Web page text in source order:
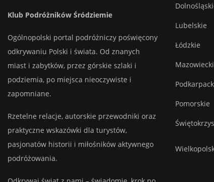
Klub Podróżników Śródziemie
Ogólnopolski portal podróżniczy poświęcony
odkrywaniu Polski i świata. Od znanych
miast i zabytków, przez górskie szlaki i
podziemia, po miejsca nieoczywiste i
zapomniane.
Rzetelne relacje, autorskie przewodniki oraz
praktyczne wskazówki dla turystów,
pasjonatów historii i miłośników aktywnego
podróżowania.
Lubelskie
Łódzkie
Pomorskie